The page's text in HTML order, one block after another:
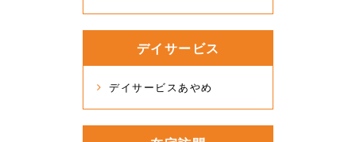
デイサービス
デイサービスあやめ